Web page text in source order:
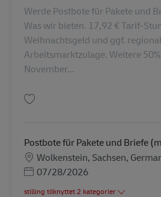
Werde Postbote für Pakete und
Was wir bieten. 17,92 € Tarif-
Weihnachtsgeld und ggf.
Arbeitsmarktzulage. Weitere
November...
Postbote für Pakete und Briefe
Lokation
Wolkenstein, Sachsen,
Posted Date
07/28/2026
stilling tilknyttet 2 kategorier